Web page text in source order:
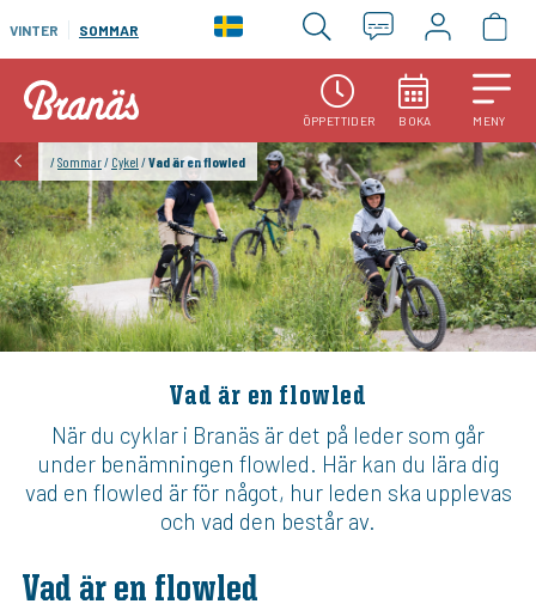
ÖPPETTIDER BOKA MENY
/Sommar/ Cykel /Vad är en flowled
VINTER SOMMAR
Vad är en flowled
När du cyklar i Branäs är det på leder som går
under benämningen flowled. Här kan du lära dig
vad en flowled är för något, hur leden ska upplevas
och vad den består av.
Vad är en flowled